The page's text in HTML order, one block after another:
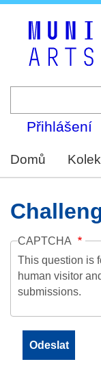
Přihlášení
Domů
CAPTCHA
This question is
human visitor
submissions.